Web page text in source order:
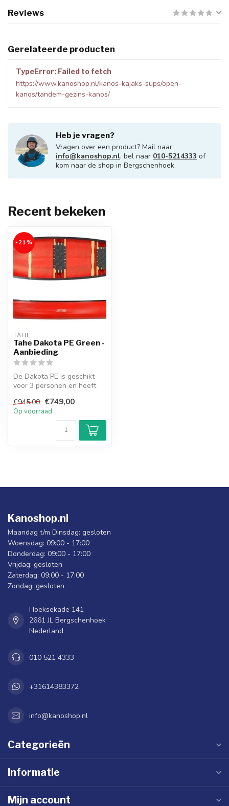
Reviews
Gerelateerde producten
TypeError: Failed to fetch
https://www.kanoshop.nl/kanos-kajaks-sups/open-
kanos/tandem-gezins-kanos/
Heb je vragen?
Vragen over een product? Mail naar
info@kanoshop.nl, bel naar 010-5214333 of
kom naar de shop in Bergschenhoek.
Recent bekeken
-21%
TAHE
Tahe Dakota PE Green -
Aanbieding
De Dakota PE is geschikt
voor 3 personen en heeft
De ...
€945,00 €749,00
Op voorraad
Kanoshop.nl
Maandag t/m Dinsdag: gesloten
Woensdag: 09:00 - 17:00
Donderdag: 09:00 - 17:00
Vrijdag: gesloten
Zaterdag: 09:00 - 17:00
Zondag: gesloten
Hoeksekade 141
2661 JL Bergschenhoek
Nederland
010 521 4333
+31614383372
info@kanoshop.nl
Categorieën
Informatie
Mijn account